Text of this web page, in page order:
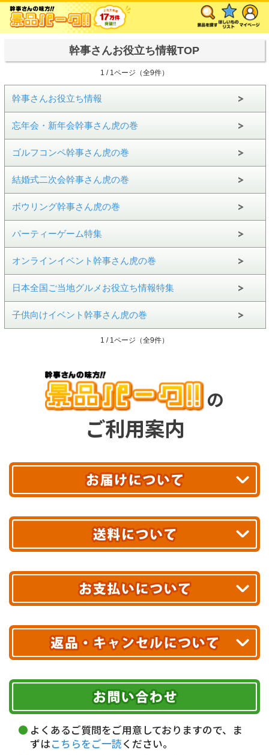
幹事さんお役立ち情報TOP
1 / 1ページ（全9件）
幹事さんお役立ち情報
忘年会・新年会幹事さん虎の巻
ゴルフコンペ幹事さん虎の巻
結婚式二次会幹事さん虎の巻
ボウリング幹事さん虎の巻
パーティーゲーム特集
オンラインイベント幹事さん虎の巻
日本全国ご当地グルメお役立ち情報特集
子供向けイベント幹事さん虎の巻
1 / 1ページ（全9件）
の
ご利用案内
最短翌日お届け!
あす着エリアが対象です。
エリアやお届け日の確認はこちら▶
※ 配送業者による配送遅延が生じる可能性がございます。
※ 沖縄・離島はお届けできません。
送料無料!
10,000円未満 全国一律1,100円(税込)
配送業者
ヤマト運輸
お届け可能時間帯
午前中 14～16時
16～18時
18～20時
19～21時 指定なし
クレジットカード
代金引換(現金のみ)
5,000円未満…330円(税込)
期限を含むルール（条件）や、お客様にご負担い
ただく費用がございます。
詳しくはこちら▶
よくあるご質問をご用意しておりますので、ま
ずはこちらをご一読ください。